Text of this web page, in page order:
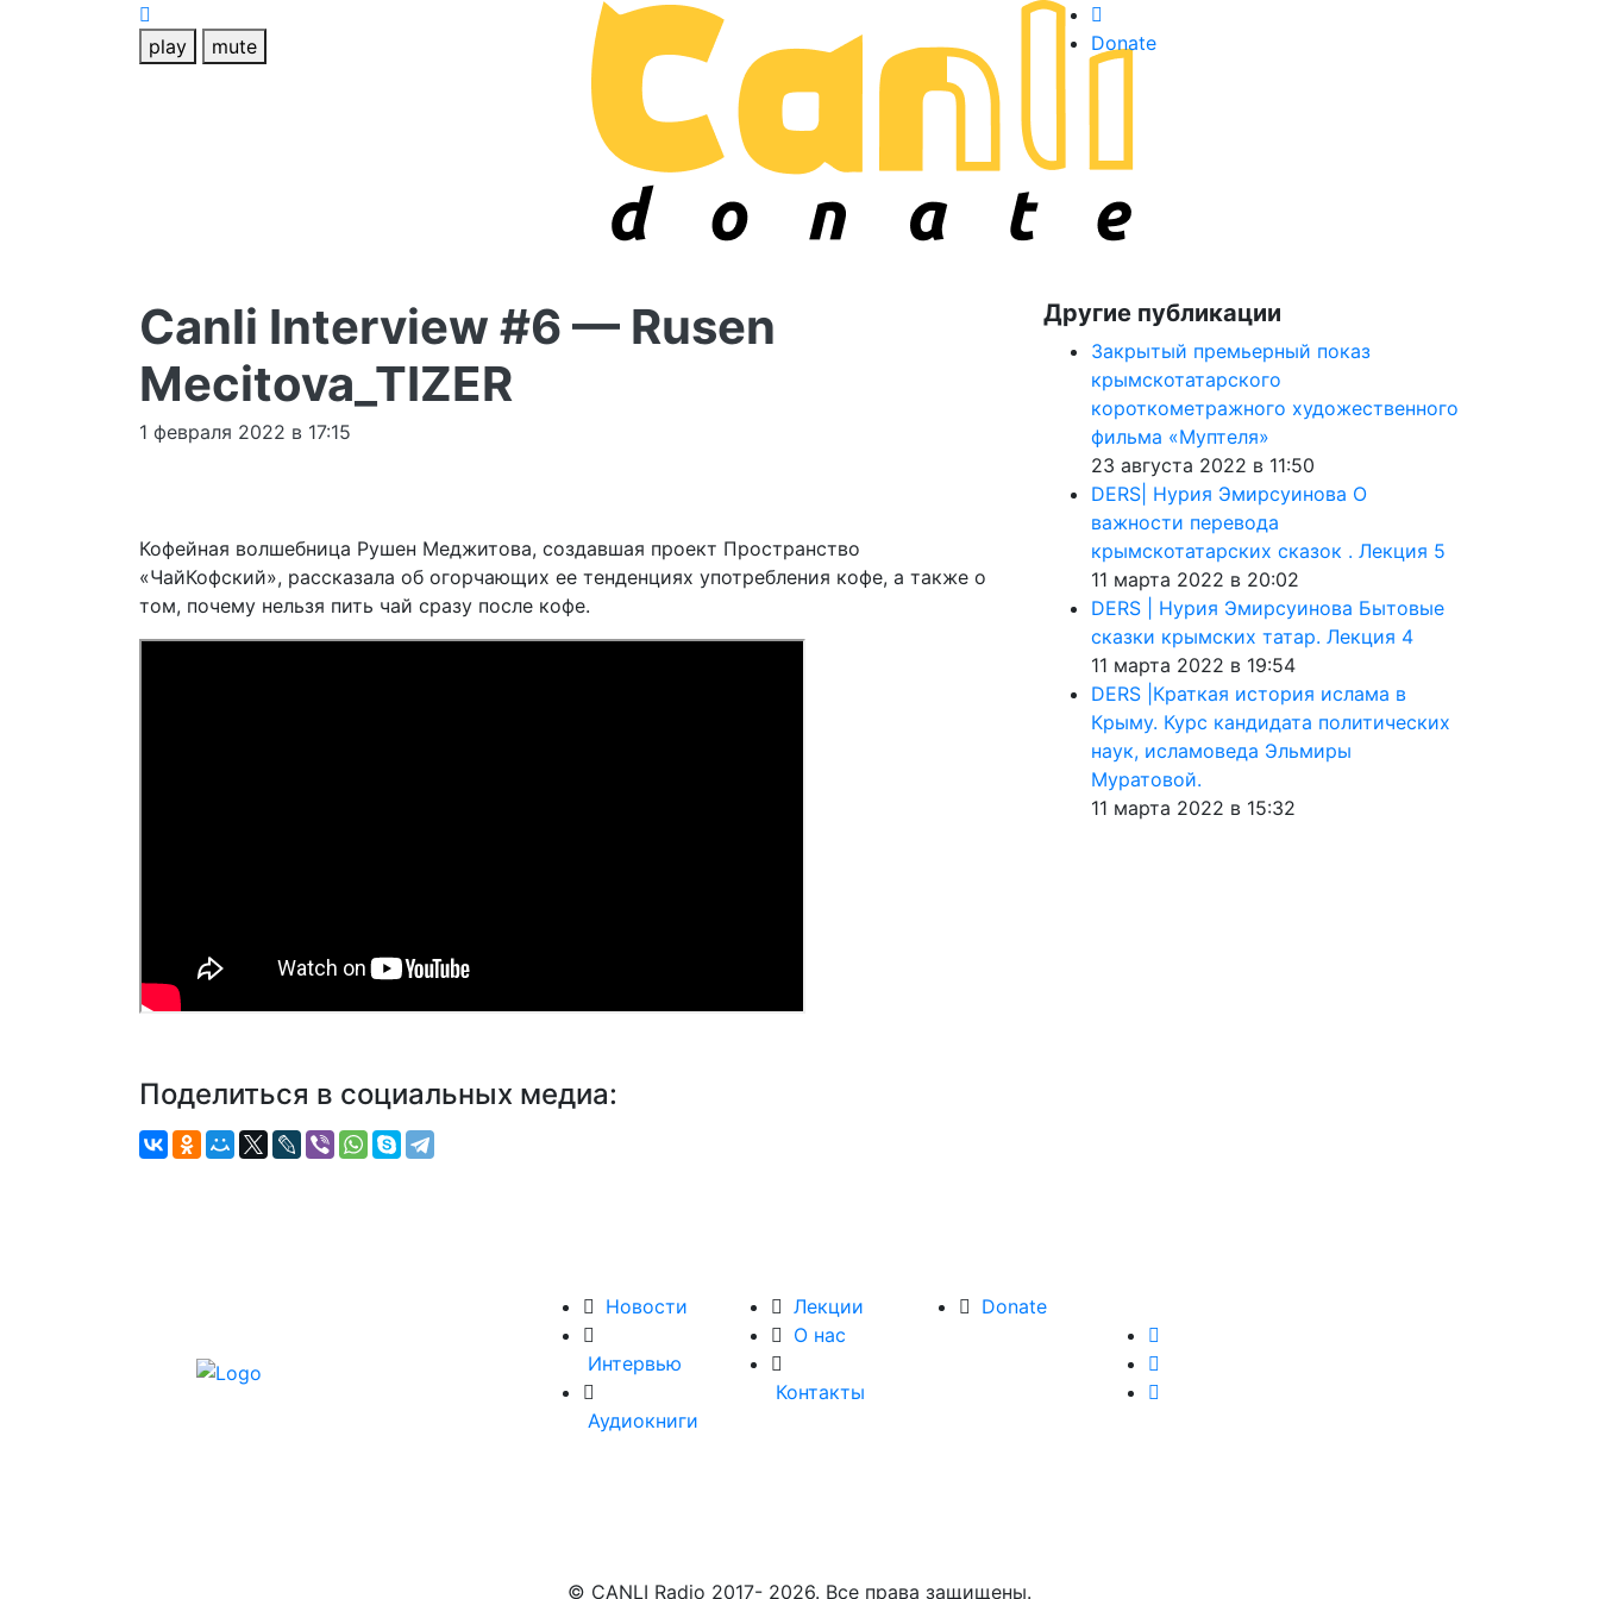
play mute Donate
Canli Interview #6 — Rusen
Mecitova_TIZER
1 февраля 2022 в 17:15
Кофейная волшебница Рушен Меджитова, создавшая проект Пространство
«ЧайКофский», рассказала об огорчающих ее тенденциях употребления кофе, а также о
том, почему нельзя пить чай сразу после кофе.
Поделиться в социальных медиа:
Другие публикации
Закрытый премьерный показ
крымскотатарского
короткометражного художественного
фильма «Муптеля»
23 августа 2022 в 11:50
DERS| Нурия Эмирсуинова О
важности перевода
крымскотатарских сказок . Лекция 5
11 марта 2022 в 20:02
DERS | Нурия Эмирсуинова Бытовые
сказки крымских татар. Лекция 4
11 марта 2022 в 19:54
DERS |Краткая история ислама в
Крыму. Курс кандидата политических
наук, исламоведа Эльмиры
Муратовой.
11 марта 2022 в 15:32
Новости
Интервью
Аудиокниги
Лекции
О нас
Контакты
Donate
© CANLI Radio 2017- 2026. Все права защищены.